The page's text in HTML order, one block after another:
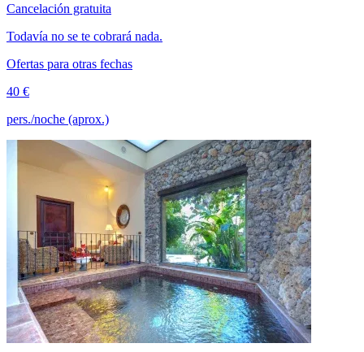
Cancelación gratuita
Todavía no se te cobrará nada.
Ofertas para otras fechas
40 €
pers./noche (aprox.)